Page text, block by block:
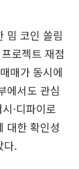
밈 코인 쏠림
로젝트 재점
매가 동시에
에서도 관심
·디파이로
대한 확인성
다.